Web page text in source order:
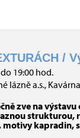
/
19:00 hod.
lázně a.s.,
zve na
strukturou,
kapradin,